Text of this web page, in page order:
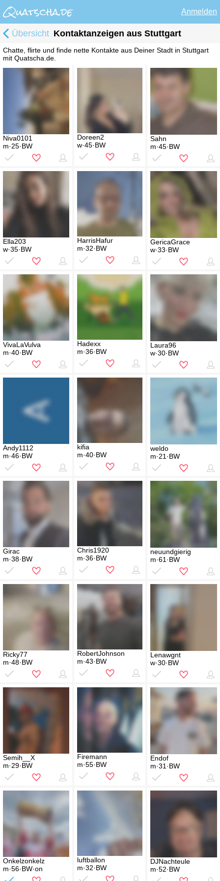
Anmelden
Übersicht Kontaktanzeigen aus Stuttgart
Chatte, flirte und finde nette Kontakte aus Deiner Stadt in Stuttgart
mit Quatscha.de.
Niva0101
m·25·BW
Doreen2
w·45·BW
Sahn
m·45·BW
Ella203
w·35·BW
HarrisHafur
m·32·BW
GericaGrace
w·33·BW
VivaLaVulva
m·40·BW
Hadexx
m·36·BW
Laura96
w·30·BW
Andy1112
m·46·BW
kifia
m·40·BW
weldo
m·21·BW
Girac
m·38·BW
Chris1920
m·36·BW
neuundgierig
m·61·BW
Ricky77
m·48·BW
RobertJohnson
m·43·BW
Lenawgnt
w·30·BW
Semih__X
m·29·BW
Firemann
m·55·BW
Endof
m·31·BW
Onkelzonkelz
m·56·BW·on
luftballon
m·32·BW
DJNachteule
m·52·BW